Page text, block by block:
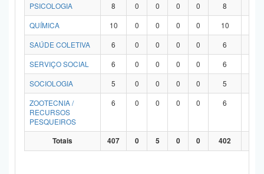
PSICOLOGIA 8 0 0 0 0 8
QUÍMICA
10 0 0 0 0 10
SAÚDE COLETIVA
6 0 0 0 0 6
SERVIÇO SOCIAL
6 0 0 0 0 6
SOCIOLOGIA
5 0 0 0 0 5
ZOOTECNIA /
RECURSOS
PESQUEIROS
6 0 0 0 0 6
Totais 407 0 5 0 0 402